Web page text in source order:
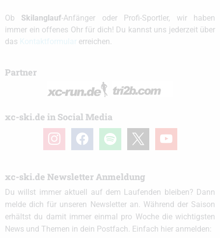
Ob Skilanglauf-Anfänger oder Profi-Sportler, wir haben
immer ein offenes Ohr für dich! Du kannst uns jederzeit über
das
erreichen.
Partner
xc-ski.de in Social Media
instagramfacebook spotify youtube
xc-ski.de Newsletter Anmeldung
Du willst immer aktuell auf dem Laufenden bleiben? Dann
melde dich für unseren Newsletter an. Während der Saison
erhältst du damit immer einmal pro Woche die wichtigsten
News und Themen in dein Postfach. Einfach hier anmelden: